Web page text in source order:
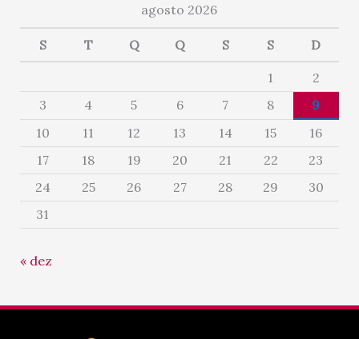
agosto 2026
S T Q Q S S D
1
2
3
4 5 6 7 8
9
10
11 12 13 14 15
16
17
18 19 20 21 22
23
24
25 26 27 28 29
30
31
« dez